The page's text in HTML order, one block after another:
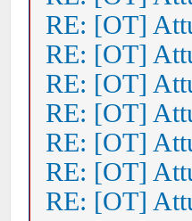
RE: [OT]
RE: [OT]
RE: [OT]
RE: [OT]
RE: [OT]
RE: [OT]
RE: [OT]